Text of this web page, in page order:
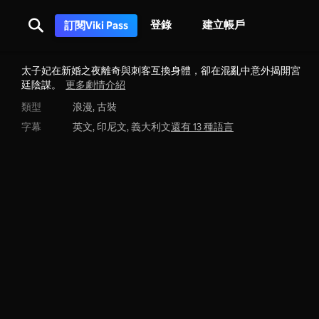
訂閱Viki Pass 登錄 建立帳戶
太子妃在新婚之夜離奇與刺客互換身體，卻在混亂中意外揭開宮
廷陰謀。
更多劇情介紹
類型
浪漫, 古裝
字幕
英文, 印尼文, 義大利文還有 13 種語言